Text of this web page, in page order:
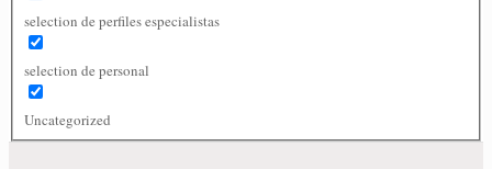
selection de perfiles especialistas
selection de personal
Uncategorized